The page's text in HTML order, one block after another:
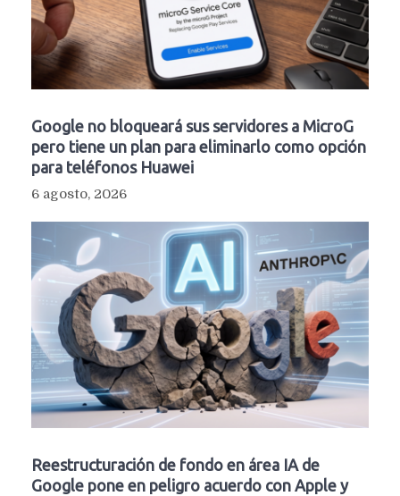
Google no bloqueará sus servidores a MicroG
pero tiene un plan para eliminarlo como opción
para teléfonos Huawei
6 agosto, 2026
Reestructuración de fondo en área IA de
Google pone en peligro acuerdo con Apple y